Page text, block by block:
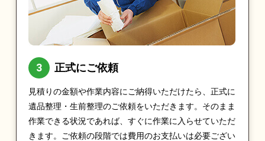
正式にご依頼
見積りの金額や作業内容にご納得いただけたら、正式に
遺品整理・生前整理のご依頼をいただきます。そのまま
作業できる状況であれば、すぐに作業に入らせていただ
きます。ご依頼の段階では費用のお支払いは必要ござい